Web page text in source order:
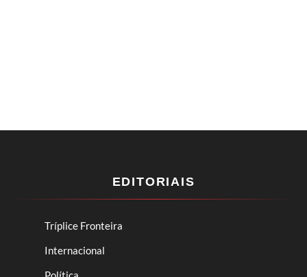
EDITORIAIS
Tríplice Fronteira
Internacional